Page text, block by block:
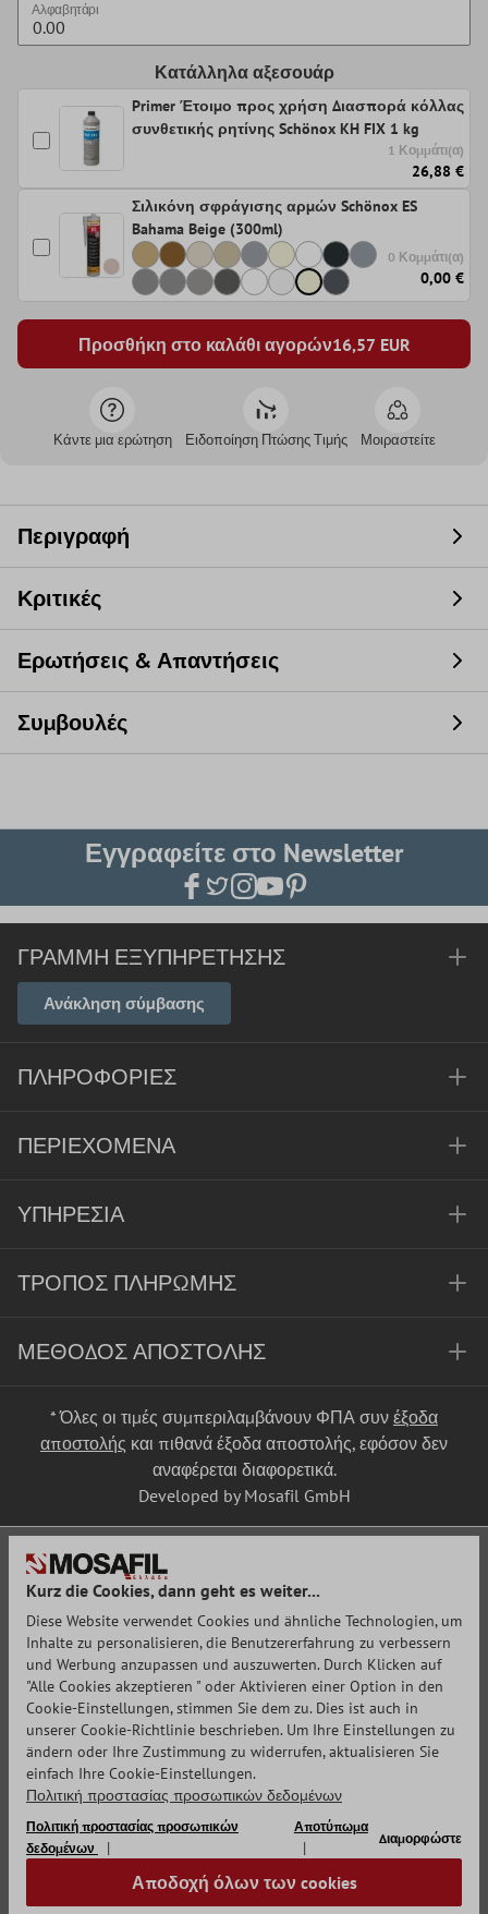
Αλφαβητάρι
Κατάλληλα αξεσουάρ
Primer Έτοιμο προς χρήση Διασπορά κόλλας
συνθετικής ρητίνης Schönox KH FIX 1 kg
1 Κομμάτι(α)
26,88 €
Σιλικόνη σφράγισης αρμών Schönox ES
Bahama Beige (300ml)
0 Κομμάτι(α)
0,00 €
Προσθήκη στο καλάθι αγορών16,57 EUR
Κάντε μια ερώτηση Ειδοποίηση Πτώσης Τιμής Μοιραστείτε
Περιγραφή
Κριτικές
Ερωτήσεις & Απαντήσεις
Συμβουλές
Εγγραφείτε στο Newsletter
ΓΡΑΜΜΉ ΕΞΥΠΗΡΈΤΗΣΗΣ
Ανάκληση σύμβασης
ΠΛΗΡΟΦΟΡΊΕΣ
ΠΕΡΙΕΧΌΜΕΝΑ
ΥΠΗΡΕΣΊΑ
ΤΡΌΠΟΣ ΠΛΗΡΩΜΉΣ
ΜΈΘΟΔΟΣ ΑΠΟΣΤΟΛΉΣ
* Όλες οι τιμές συμπεριλαμβάνουν ΦΠΑ συν έξοδα
αποστολής και πιθανά έξοδα αποστολής, εφόσον δεν
αναφέρεται διαφορετικά.
Developed by Mosafil GmbH
Kurz die Cookies, dann geht es weiter...
Diese Website verwendet Cookies und ähnliche Technologien, um
Inhalte zu personalisieren, die Benutzererfahrung zu verbessern
und Werbung anzupassen und auszuwerten. Durch Klicken auf
"Alle Cookies akzeptieren " oder Aktivieren einer Option in den
Cookie-Einstellungen, stimmen Sie dem zu. Dies ist auch in
unserer Cookie-Richtlinie beschrieben. Um Ihre Einstellungen zu
ändern oder Ihre Zustimmung zu widerrufen, aktualisieren Sie
einfach Ihre Cookie-Einstellungen.
Πολιτική προστασίας προσωπικών δεδομένων
Πολιτική προστασίας προσωπικών
δεδομένων
Αποτύπωμα
Διαμορφώστε
Αποδοχή όλων των cookies